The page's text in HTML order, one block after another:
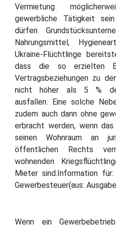
Vermietung
gewerbliche Tätigkeit
dürfen
Nahrungsmittel,
Ukraine-Flüchtlinge
dass die so erzielten
Vertragsbeziehungen zu
nicht höher als 5 % der
ausfallen. Eine solche
zudem auch dann ohne
erbracht werden, wenn das
seinen Wohnraum an
öffentlichen Rechts
wohnenden
Mieter sind.Information für:
Gewerbesteuer(aus:
Wenn ein